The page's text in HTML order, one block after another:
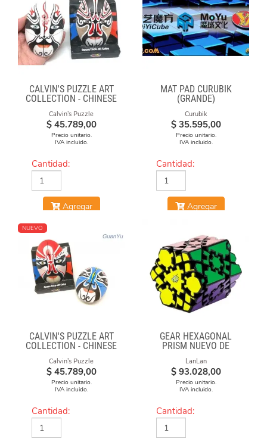
CALVIN'S PUZZLE ART
COLLECTION - CHINESE
OPERA FACE-OFF CUBE
(BLACK & WHITE MASKS)
Calvin's Puzzle
$ 45.789,00
Precio unitario.
IVA incluido.
Cantidad:
Agregar
MAT PAD CURUBIK
(GRANDE)
Curubik
$ 35.595,00
Precio unitario.
IVA incluido.
Cantidad:
Agregar
NUEVO
CALVIN'S PUZZLE ART
COLLECTION - CHINESE
OPERA FACE-OFF CUBE
(RED & BLUE MASKS)
Calvin's Puzzle
$ 45.789,00
Precio unitario.
IVA incluido.
Cantidad:
GEAR HEXAGONAL
PRISM NUEVO DE
LANLAN
LanLan
$ 93.028,00
Precio unitario.
IVA incluido.
Cantidad: